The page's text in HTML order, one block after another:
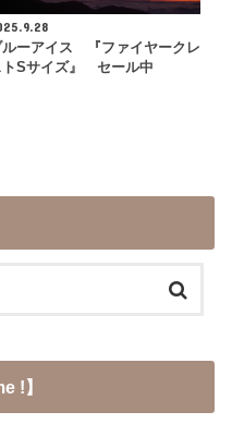
ルーアイス 『ファイヤークレ
トSサイズ』 セール中
!】